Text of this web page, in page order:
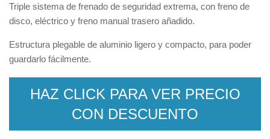
Triple sistema de frenado de seguridad extrema, con freno de
disco, eléctrico y freno manual trasero añadido.
Estructura plegable de aluminio ligero y compacto, para poder
guardarlo fácilmente.
HAZ CLICK PARA VER PRECIO
CON DESCUENTO